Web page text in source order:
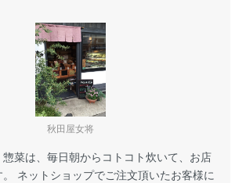
秋田屋女将
菜は、毎日朝からコトコト炊いて、お店
ネットショップでご注文頂いたお客様に